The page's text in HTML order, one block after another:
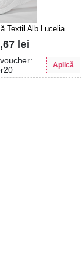
Textil Alb Lucelia
Aplică
lei